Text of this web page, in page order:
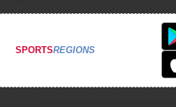
SPORTSREGIONS